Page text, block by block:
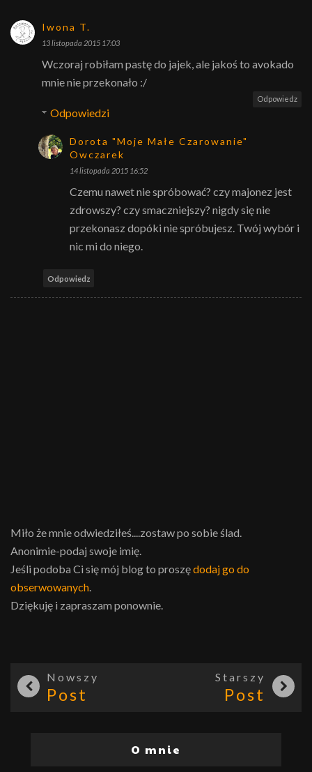
Iwona T.
13 listopada 2015 17:03
Wczoraj robiłam pastę do jajek, ale jakoś to avokado
mnie nie przekonało :/
Odpowiedz
Odpowiedzi
Dorota "Moje Małe Czarowanie"
Owczarek
14 listopada 2015 16:52
Czemu nawet nie spróbować? czy majonez jest
zdrowszy? czy smaczniejszy? nigdy się nie
przekonasz dopóki nie spróbujesz. Twój wybór i
nic mi do niego.
Odpowiedz
Miło że mnie odwiedziłeś....zostaw po sobie ślad.
Anonimie-podaj swoje imię.
Jeśli podoba Ci się mój blog to proszędodaj go do
obserwowanych.
Dziękuję i zapraszam ponownie.
Nowszy
Post
Starszy
Post
O mnie